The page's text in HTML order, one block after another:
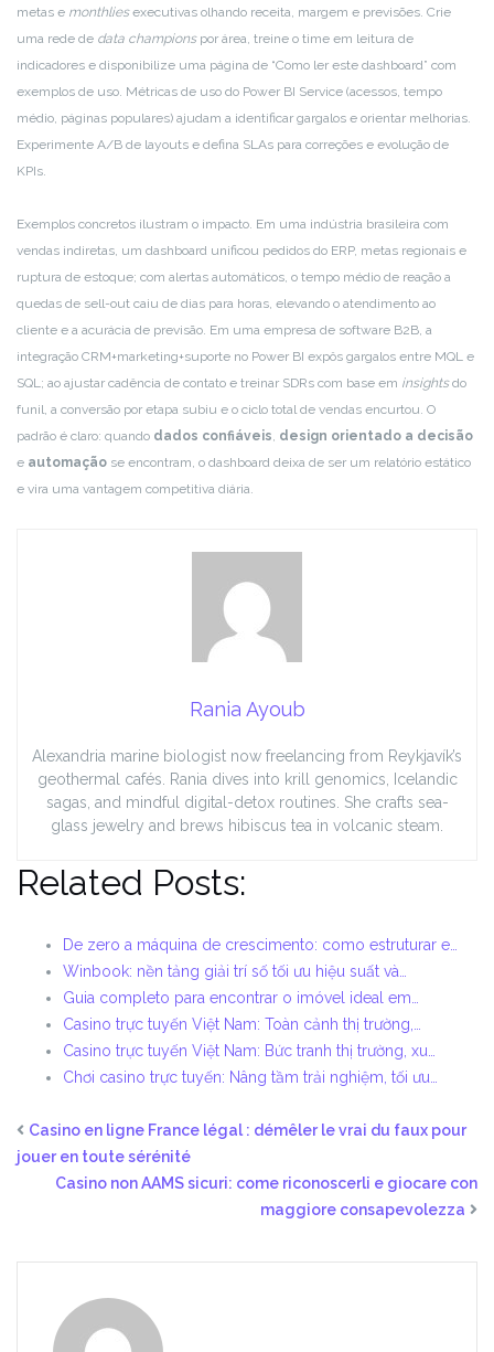
metas e monthliesexecutivas olhando receita, margem e previsões. Crie
uma rede de data championspor área, treine o time em leitura de
indicadores e disponibilize uma página de “Como ler este dashboard” com
exemplos de uso. Métricas de uso do Power BI Service (acessos, tempo
médio, páginas populares) ajudam a identificar gargalos e orientar melhorias.
Experimente A/B de layouts e defina SLAs para correções e evolução de
KPIs.
Exemplos concretos ilustram o impacto. Em uma indústria brasileira com
vendas indiretas, um dashboard unificou pedidos do ERP, metas regionais e
ruptura de estoque; com alertas automáticos, o tempo médio de reação a
quedas de sell-out caiu de dias para horas, elevando o atendimento ao
cliente e a acurácia de previsão. Em uma empresa de software B2B, a
integração CRM+marketing+suporte no Power BI expôs gargalos entre MQL e
SQL; ao ajustar cadência de contato e treinar SDRs com base em insightsdo
funil, a conversão por etapa subiu e o ciclo total de vendas encurtou. O
padrão é claro: quando dados confiáveis, design orientado a decisão
e automação se encontram, o dashboard deixa de ser um relatório estático
e vira uma vantagem competitiva diária.
Rania Ayoub
Alexandria marine biologist now freelancing from Reykjavík’s
geothermal cafés. Rania dives into krill genomics, Icelandic
sagas, and mindful digital-detox routines. She crafts sea-
glass jewelry and brews hibiscus tea in volcanic steam.
Related Posts:
De zero a máquina de crescimento: como estruturar e…
Winbook: nền tảng giải trí số tối ưu hiệu suất và…
Guia completo para encontrar o imóvel ideal em…
Casino trực tuyến Việt Nam: Toàn cảnh thị trường,…
Casino trực tuyến Việt Nam: Bức tranh thị trường, xu…
Chơi casino trực tuyến: Nâng tầm trải nghiệm, tối ưu…
Casino en ligne France légal : démêler le vrai du faux pour
jouer en toute sérénité
Casino non AAMS sicuri: come riconoscerli e giocare con
maggiore consapevolezza